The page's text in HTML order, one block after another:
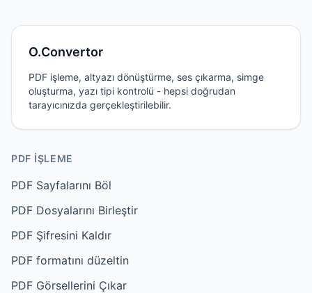
O.Convertor
PDF işleme, altyazı dönüştürme, ses çıkarma, simge
oluşturma, yazı tipi kontrolü - hepsi doğrudan
tarayıcınızda gerçekleştirilebilir.
PDF İŞLEME
PDF Sayfalarını Böl
PDF Dosyalarını Birleştir
PDF Şifresini Kaldır
PDF formatını düzeltin
PDF Görsellerini Çıkar